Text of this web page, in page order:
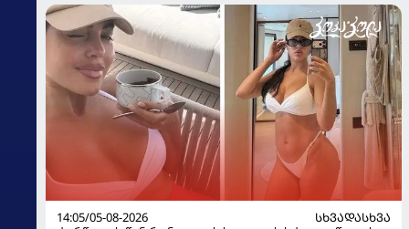
14:05/05-08-2026
ᲡᲮᲕᲐᲓᲐᲡᲮᲕᲐ